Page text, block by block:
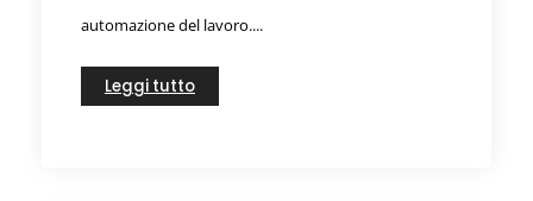
automazione del lavoro....
Leggi tutto